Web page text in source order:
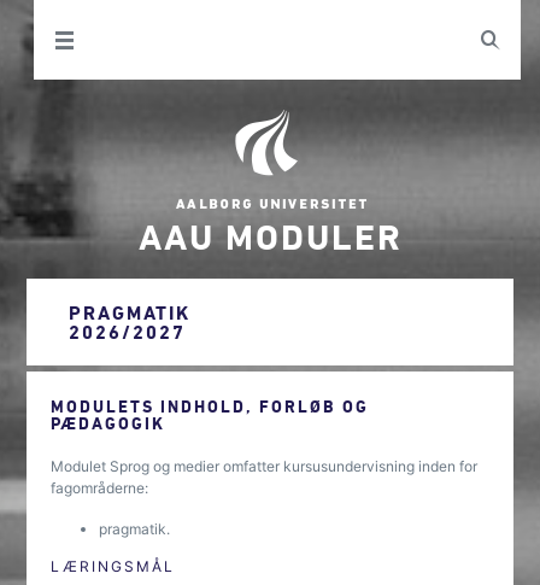
AAU MODULER
PRAGMATIK
2026/2027
MODULETS INDHOLD, FORLØB OG
PÆDAGOGIK
Modulet Sprog og medier omfatter kursusundervisning inden for
fagområderne:
pragmatik.
LÆRINGSMÅL